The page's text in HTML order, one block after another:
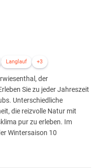
Langlauf +3
der
Sie zu jeder Jahreszeit
Unterschiedliche
die reizvolle Natur mit
pur zu erleben. Im
Wintersaison 10
Snowpark oder